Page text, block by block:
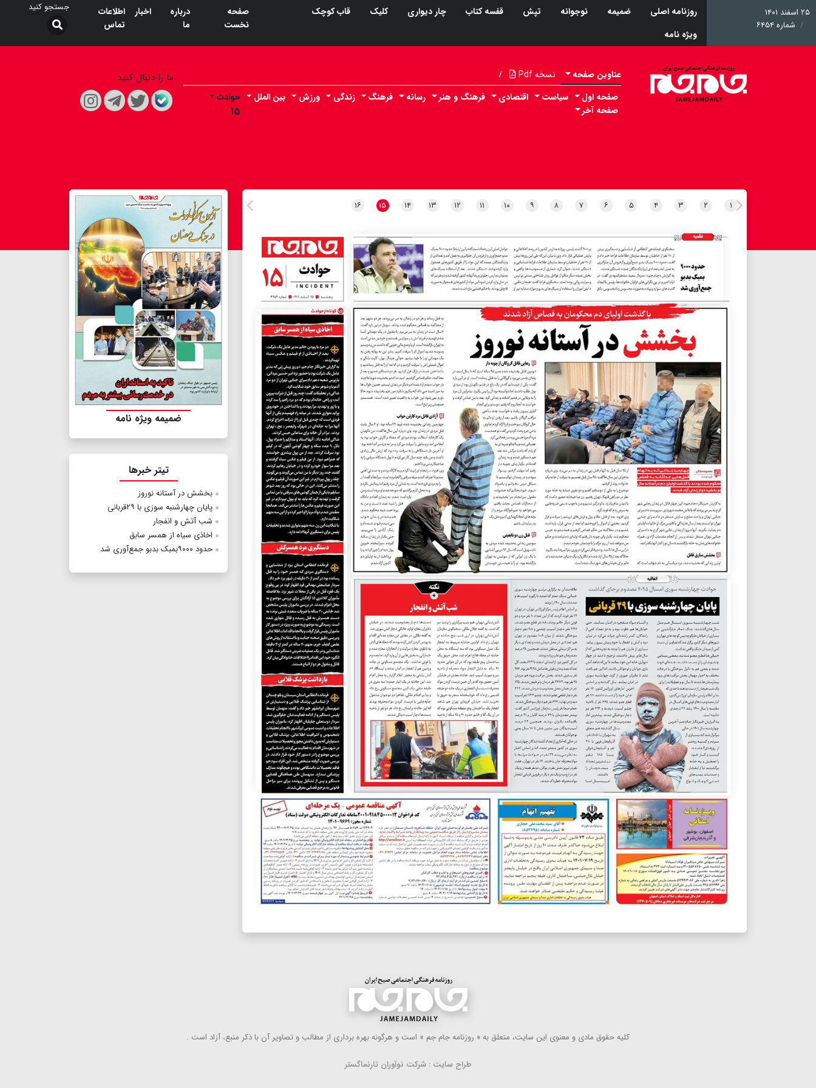
۲۵ اسفند ۱۴۰۱
شماره ۶۴۵۴
روزنامه اصلی ضمیمه نوجوانه تپش قفسه کتاب چار دیواری کلیک
قاب کوچک
ویژه نامه
صفحه
نخست
درباره
ما
اخبار
اطلاعات
تماس
عناوین صفحه نسخه Pdf /
صفحه اول سیاست اقتصادی فرهنگ و هنر رسانه فرهنگ زندگی ورزش بین الملل حوادث
۱۵ صفحه آخر
ما را دنبال کنید
۱ ۲ ۳ ۴ ۵ ۶ ۷ ۸ ۹ ۱۰ ۱۱ ۱۲ ۱۳ ۱۴ ۱۵ ۱۶
ضمیمه ویژه نامه
تیتر خبرها
بخشش در آستانه نوروز
پایان چهارشنبه سوزی با ۲۹قربانی
شب آتش و انفجار
اخاذی سیاه از همسر سابق
حدود ۹۰۰۰بمبک بدبو جمع‌آوری شد
كلیه حقوق مادی و معنوی این سایت، متعلق به « روزنامه جام جم » است و هرگونه بهره ‌برداری از مطالب و تصاویر آن با ذكر منبع، آزاد است .
طراح سایت : شرکت نوآوران تارنماگستر